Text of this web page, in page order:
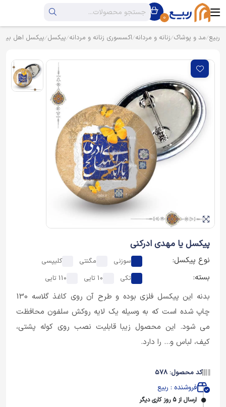
0
ربیع مد و پوشاک زنانه و مردانه اکسسوری زنانه و مردانه پیکسل پیکسل اهل بیت
پیکسل یا مهدی ادرکنی
نوع پیکسل: سوزنی مگنتی کلیپسی
بسته: تکی 10 تایی 110 تایی
بدنه این پیکسل فلزی بوده و طرح آن روی کاغذ گلاسه 130
چاپ شده است که به وسیله یک لایه روکش سلفون محافظت
می شود. این محصول زیبا قابلیت نصب روی کوله پشتی،
کیف، لباس و... را دارد.
کد محصول: 578
فروشنده : ربیع
ارسال از 5 روز کاری دیگر